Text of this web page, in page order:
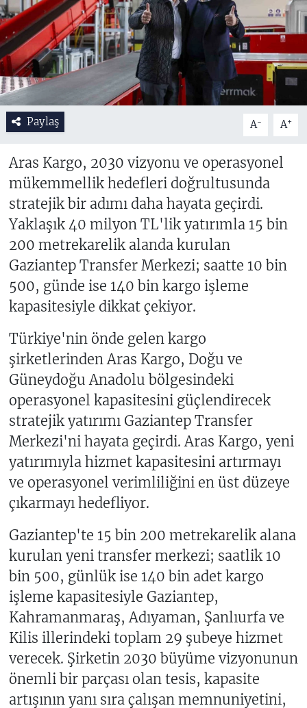
Paylaş A- A+
Aras Kargo, 2030 vizyonu ve operasyonel
mükemmellik hedefleri doğrultusunda
stratejik bir adımı daha hayata geçirdi.
Yaklaşık 40 milyon TL'lik yatırımla 15 bin
200 metrekarelik alanda kurulan
Gaziantep Transfer Merkezi; saatte 10 bin
500, günde ise 140 bin kargo işleme
kapasitesiyle dikkat çekiyor.
Türkiye'nin önde gelen kargo
şirketlerinden Aras Kargo, Doğu ve
Güneydoğu Anadolu bölgesindeki
operasyonel kapasitesini güçlendirecek
stratejik yatırımı Gaziantep Transfer
Merkezi'ni hayata geçirdi. Aras Kargo, yeni
yatırımıyla hizmet kapasitesini artırmayı
ve operasyonel verimliliğini en üst düzeye
çıkarmayı hedefliyor.
Gaziantep'te 15 bin 200 metrekarelik alana
kurulan yeni transfer merkezi; saatlik 10
bin 500, günlük ise 140 bin adet kargo
işleme kapasitesiyle Gaziantep,
Kahramanmaraş, Adıyaman, Şanlıurfa ve
Kilis illerindeki toplam 29 şubeye hizmet
verecek. Şirketin 2030 büyüme vizyonunun
önemli bir parçası olan tesis, kapasite
artışının yanı sıra çalışan memnuniyetini,